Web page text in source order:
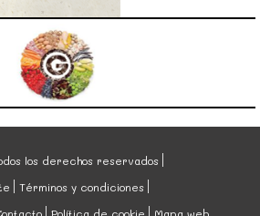
los derechos reservados
Términos y condiciones
Política de cookie Mapa web